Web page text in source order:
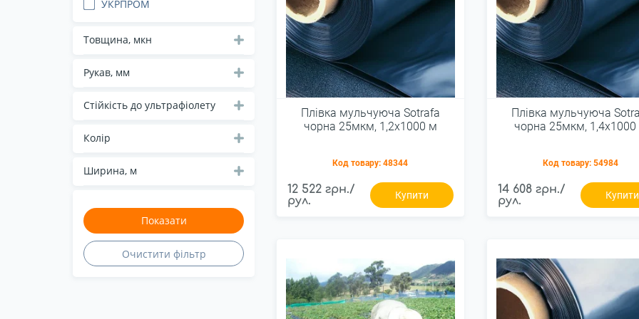
УКРПРОМ
Товщина, мкн
Рукав, мм
Стійкість до ультрафіолету
Колір
Ширина, м
Плівка мульчуюча Sotrafa
чорна 25мкм, 1,2х1000 м
Код товару:48344
12 522 грн./
рул.
Купити
Плівка мульчуюча
чорна 25мкм,
Код товару:54984
14 608 грн./
рул.
Купити